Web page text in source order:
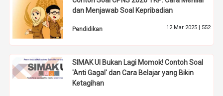
dan Menjawab Soal Kepribadian
Pendidikan 12 Mar 2025 | 552
SIMAK UI Bukan Lagi Momok! Contoh Soal
'Anti Gagal' dan Cara Belajar yang Bikin
Ketagihan